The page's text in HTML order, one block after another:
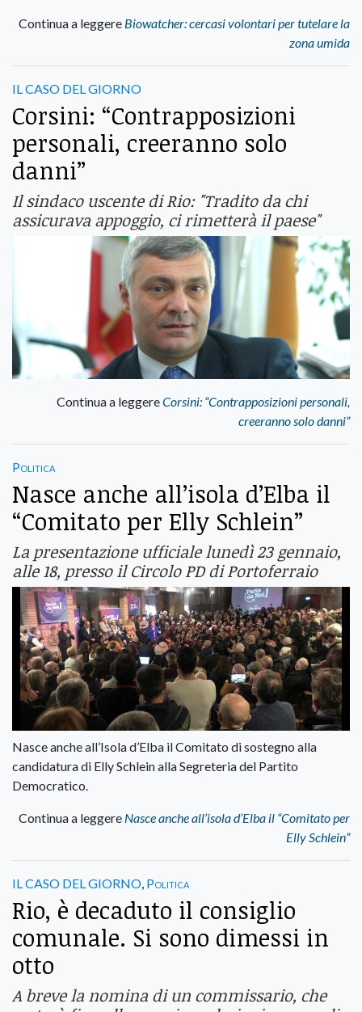
Continua a leggere Biowatcher: cercasi volontari per tutelare la
zona umida
IL CASO DEL GIORNO
Corsini: “Contrapposizioni
personali, creeranno solo
danni”
Il sindaco uscente di Rio: "Tradito da chi
assicurava appoggio, ci rimetterà il paese"
Continua a leggereCorsini: “Contrapposizioni personali,
creeranno solo danni”
Politica
Nasce anche all’isola d’Elba il
“Comitato per Elly Schlein”
La presentazione ufficiale lunedì 23 gennaio,
alle 18, presso il Circolo PD di Portoferraio
Nasce anche all’Isola d’Elba il Comitato di sostegno alla
candidatura di Elly Schlein alla Segreteria del Partito
Democratico.
Continua a leggere Nasce anche all’isola d’Elba il “Comitato per
Elly Schlein”
IL CASO DEL GIORNO Politica
Rio, è decaduto il consiglio
comunale. Si sono dimessi in
otto
A breve la nomina di un commissario, che